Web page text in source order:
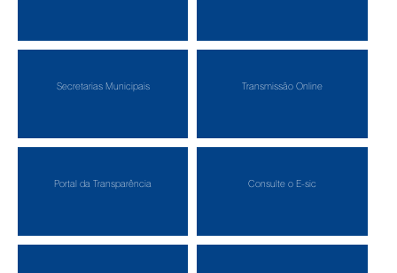
Secretarias Municipais Transmissão Online
Portal da Transparência Consulte o E-sic